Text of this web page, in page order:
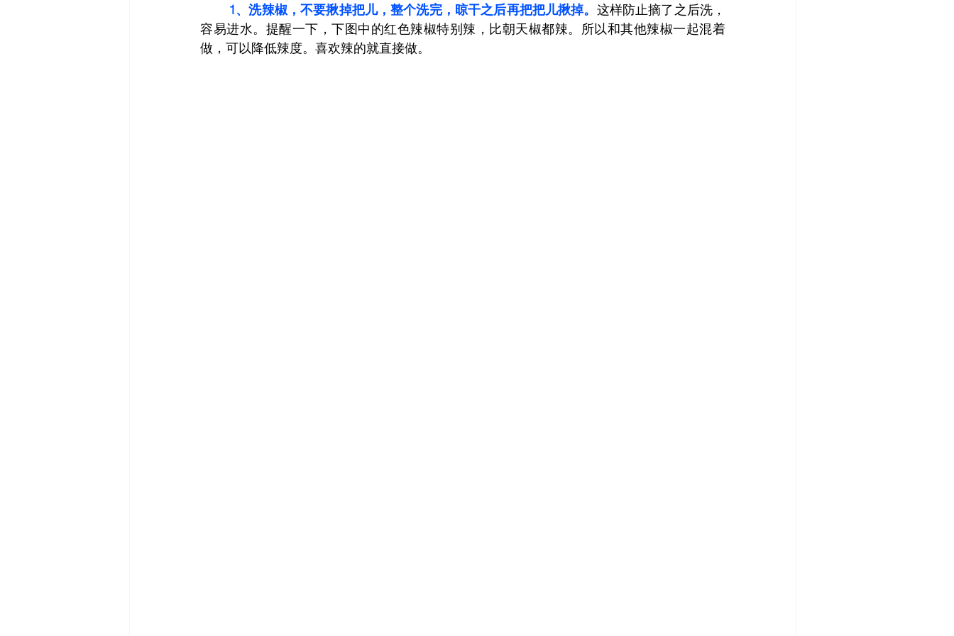
	1、洗辣椒，不要揪掉把儿，整个洗完，晾干之后再把把儿揪掉。
这样防止摘了之后洗，
容易进水。提醒一下，下图中的红色辣椒特别辣，比朝天椒都辣。所以和其他辣椒一起混着
做，可以降低辣度。喜欢辣的就直接做。